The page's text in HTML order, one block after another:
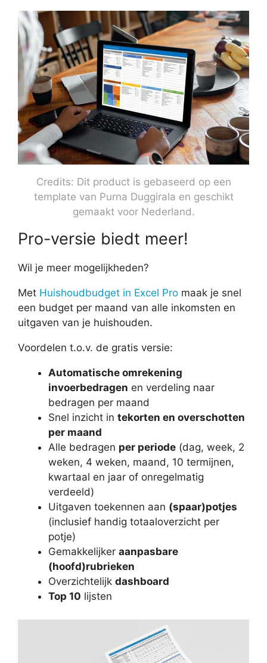
Credits: Dit product is gebaseerd op een
template van Purna Duggirala en geschikt
gemaakt voor Nederland.
Pro-versie biedt meer!
Wil je meer mogelijkheden?
Met Huishoudbudget in Excel Pro maak je snel
een budget per maand van alle inkomsten en
uitgaven van je huishouden.
Voordelen t.o.v. de gratis versie:
Automatische omrekening
invoerbedragen en verdeling naar
bedragen per maand
Snel inzicht in tekorten en overschotten
per maand
Alle bedragen per periode (dag, week, 2
weken, 4 weken, maand, 10 termijnen,
kwartaal en jaar of onregelmatig
verdeeld)
Uitgaven toekennen aan (spaar)potjes
(inclusief handig totaaloverzicht per
potje)
Gemakkelijker aanpasbare
(hoofd)rubrieken
Overzichtelijk dashboard
Top 10 lijsten